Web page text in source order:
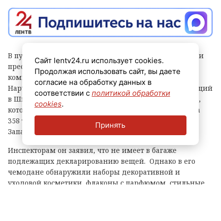
В пункте пропуска в Ивангороде сотрудники таможни
пресекли попытку провоза крупной партии
коммерческого груза под видом личных вещей.
Нарушителем оказался гражданин Кубы, проживающий
в Швеции. Стоимость незадекларированных товаров,
которые он намеревался ввезти в Россию, превысила
358 тысяч рублей, сообщает пресс-служба Северо-
Западного таможенного управления.
Инспекторам он заявил, что не имеет в багаже
подлежащих декларированию вещей. Однако в его
чемодане обнаружили наборы декоративной и
уходовой косметики, флаконы с парфюмом, стильные
Сайт lentv24.ru использует cookies.
Продолжая использовать сайт, вы даете
согласие на обработку данных в
соответствии с политикой обработки
cookies.
Принять